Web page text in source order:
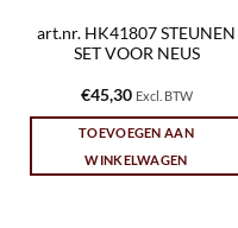
art.nr. HK41807 STEUNEN
SET VOOR NEUS
€45,30 Excl. BTW
TOEVOEGEN AAN
WINKELWAGEN